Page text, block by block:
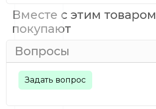
Вместе с этим товаром
покупают
Вопросы
Задать вопрос